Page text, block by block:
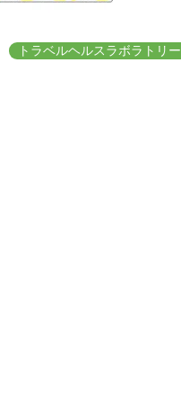
トラベルヘルスラボラトリー